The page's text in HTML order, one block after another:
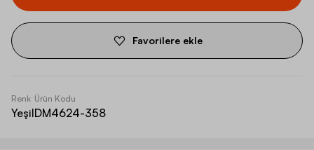
Favorilere ekle
Renk
Yeşil
Ürün Kodu
DM4624-358